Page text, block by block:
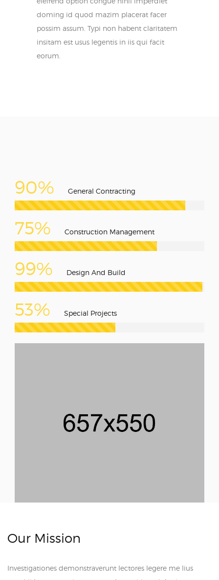
doming id quod mazim placerat facer
possim assum. Typi non habent claritatem
insitam est usus legentis in iis qui facit
eorum.
90% General Contracting
75% Construction Management
99% Design And Build
53% Special Projects
Our Mission
Investigationes demonstraverunt lectores legere me lius